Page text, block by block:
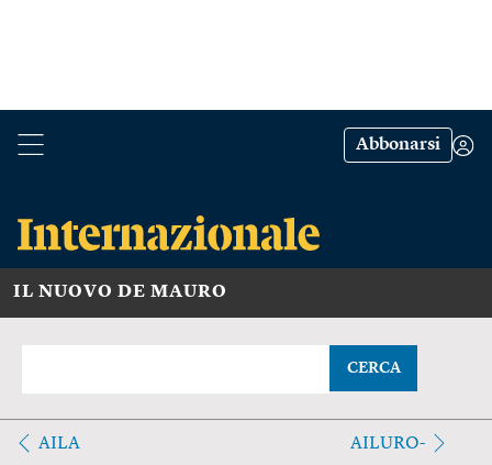
Abbonarsi
IL NUOVO DE MAURO
CERCA
AILA AILURO-